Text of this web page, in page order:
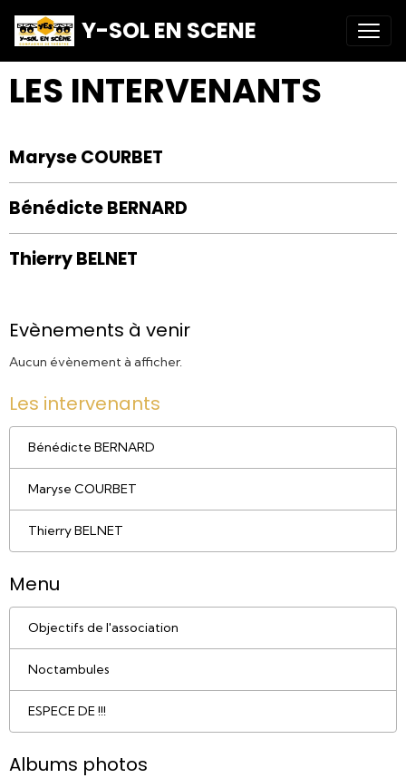
Y-SOL EN SCENE
LES INTERVENANTS
Maryse COURBET
Bénédicte BERNARD
Thierry BELNET
Evènements à venir
Aucun évènement à afficher.
Les intervenants
Bénédicte BERNARD
Maryse COURBET
Thierry BELNET
Menu
Objectifs de l'association
Noctambules
ESPECE DE !!!
Albums photos